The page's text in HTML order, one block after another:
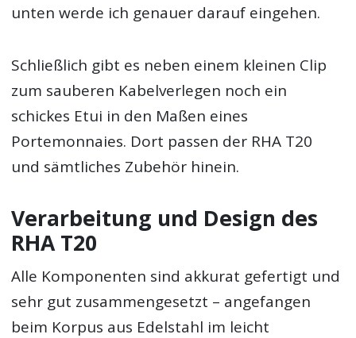
unten werde ich genauer darauf eingehen.
Schließlich gibt es neben einem kleinen Clip
zum sauberen Kabelverlegen noch ein
schickes Etui in den Maßen eines
Portemonnaies. Dort passen der RHA T20
und sämtliches Zubehör hinein.
Verarbeitung und Design des
RHA T20
Alle Komponenten sind akkurat gefertigt und
sehr gut zusammengesetzt – angefangen
beim Korpus aus Edelstahl im leicht